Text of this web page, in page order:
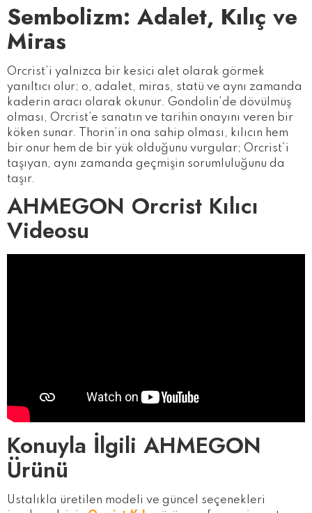
Sembolizm: Adalet, Kılıç ve
Miras
Orcrist’i yalnızca bir kesici alet olarak görmek
yanıltıcı olur; o, adalet, miras, statü ve aynı zamanda
kaderin aracı olarak okunur. Gondolin’de dövülmüş
olması, Orcrist’e sanatın ve tarihin onayını veren bir
köken sunar. Thorin’in ona sahip olması, kılıcın hem
bir onur hem de bir yük olduğunu vurgular; Orcrist’i
taşıyan, aynı zamanda geçmişin sorumluluğunu da
taşır.
AHMEGON Orcrist Kılıcı
Videosu
Konuyla İlgili AHMEGON
Ürünü
Ustalıkla üretilen modeli ve güncel seçenekleri